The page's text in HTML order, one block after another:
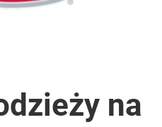
na